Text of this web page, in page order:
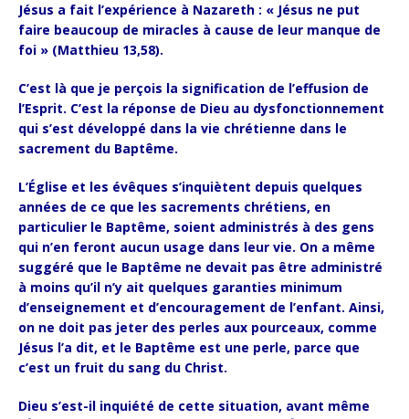
Jésus a fait l’expérience à Nazareth : « Jésus ne put
faire beaucoup de miracles à cause de leur manque de
foi » (Matthieu 13,58).
C’est là que je perçois la signification de l’effusion de
l’Esprit. C’est la réponse de Dieu au dysfonctionnement
qui s’est développé dans la vie chrétienne dans le
sacrement du Baptême.
L’Église et les évêques s’inquiètent depuis quelques
années de ce que les sacrements chrétiens, en
particulier le Baptême, soient administrés à des gens
qui n’en feront aucun usage dans leur vie. On a même
suggéré que le Baptême ne devait pas être administré
à moins qu’il n’y ait quelques garanties minimum
d’enseignement et d’encouragement de l’enfant. Ainsi,
on ne doit pas jeter des perles aux pourceaux, comme
Jésus l’a dit, et le Baptême est une perle, parce que
c’est un fruit du sang du Christ.
Dieu s’est-il inquiété de cette situation, avant même